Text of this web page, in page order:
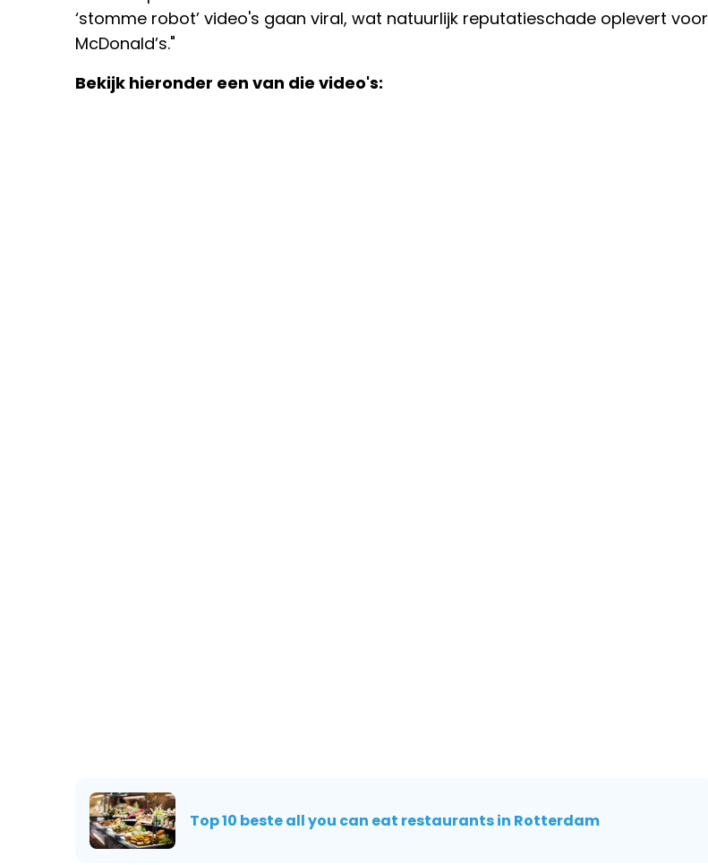
‘stomme robot’ video's gaan viral, wat natuurlijk reputatieschade oplevert voor
McDonald’s."
Bekijk hieronder een van die video's:
Top 10 beste all you can eat restaurants in Rotterdam